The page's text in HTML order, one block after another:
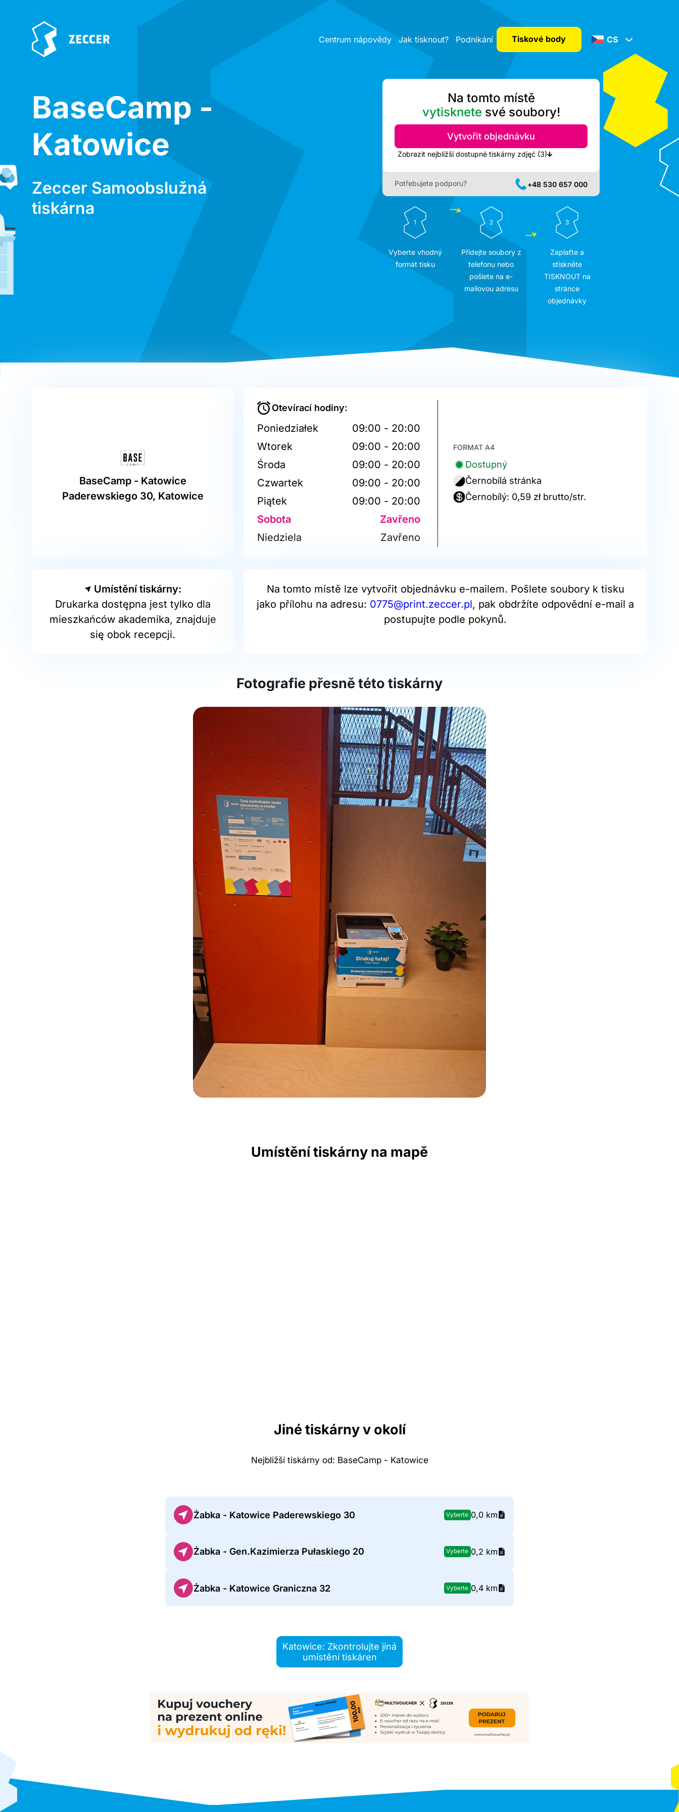
Centrum nápovědy Jak tisknout? Podnikání Tiskové body CS
BaseCamp -
Katowice
Zeccer Samoobslužná
tiskárna
Na tomto místě
vytisknete své soubory!
Vytvořit objednávku
Zobrazit nejbližší dostupné tiskárny zdjęć (3)
Potřebujete podporu? +48 530 657 000
1
Vyberte vhodný
formát tisku
2
Přidejte soubory z
telefonu nebo
pošlete na e-
mailovou adresu
3
Zaplaťte a
stiskněte
TISKNOUT na
stránce
objednávky
BaseCamp - Katowice
Paderewskiego 30, Katowice
Otevírací hodiny:
Poniedziałek
09:00 - 20:00
Wtorek
09:00 - 20:00
Środa
09:00 - 20:00
Czwartek
09:00 - 20:00
Piątek
09:00 - 20:00
Sobota
Zavřeno
Niedziela
Zavřeno
FORMAT A4
Dostupný
Černobílá stránka
Černobílý: 0,59 zł brutto/str.
Umístění tiskárny:
Drukarka dostępna jest tylko dla
mieszkańców akademika, znajduje
się obok recepcji.
Na tomto místě lze vytvořit objednávku e-mailem. Pošlete soubory k tisku
jako přílohu na adresu: 0775@print.zeccer.pl, pak obdržíte odpovědní e-mail a
postupujte podle pokynů.
Fotografie přesně této tiskárny
Umístění tiskárny na mapě
Jiné tiskárny v okolí
Nejbližší tiskárny od: BaseCamp - Katowice
Żabka - Katowice Paderewskiego 30 Vyberte 0,0 km
Żabka - Gen.Kazimierza Pułaskiego 20 Vyberte 0,2 km
Żabka - Katowice Graniczna 32 Vyberte 0,4 km
Katowice: Zkontrolujte jiná
umístění tiskáren